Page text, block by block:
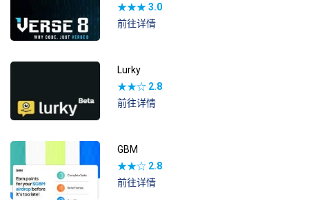
★★★3.0
前往详情
Lurky
★★☆ 2.8
前往详情
GBM
★★☆ 2.8
前往详情